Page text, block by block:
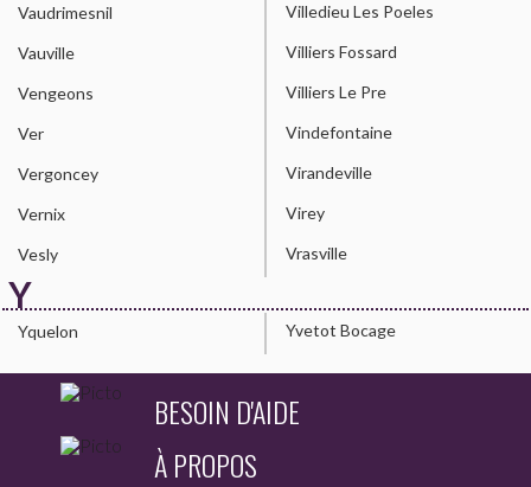
Vaudrimesnil
Vauville
Vengeons
Ver
Vergoncey
Vernix
Vesly
Villedieu Les Poeles
Villiers Fossard
Villiers Le Pre
Vindefontaine
Virandeville
Virey
Vrasville
Y
Yquelon Yvetot Bocage
BESOIN D'AIDE
À PROPOS